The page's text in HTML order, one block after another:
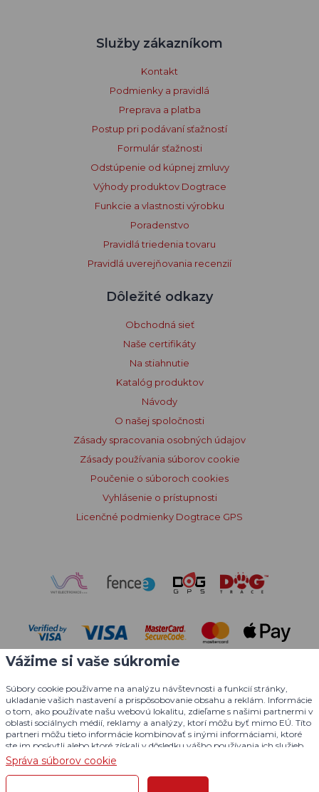
Služby zákazníkom
Kontakt
Podmienky a pravidlá
Preprava a platba
Postup pri podávaní sťažností
Formulár sťažnosti
Odstúpenie od kúpnej zmluvy
Výhody produktov Dogtrace
Funkcie a vlastnosti výrobku
Poradenstvo
Pravidlá triedenia tovaru
Pravidlá uverejňovania recenzií
Dôležité odkazy
Obchodná sieť
Naše certifikáty
Na stiahnutie
Katalóg produktov
Návody
O našej spoločnosti
Zásady spracovania osobných údajov
Zásady používania súborov cookie
Poučenie o súboroch cookies
Vyhlásenie o prístupnosti
Licenčné podmienky Dogtrace GPS
© 2004 - 2026 VNT electronics s.r.o., všetky práva vyhradené
Grafický dizajnKošnarDesign.cz
CZECHGROUP.cz
Vážime si vaše súkromie
Súbory cookie používame na analýzu návštevnosti a funkcií stránky,
ukladanie vašich nastavení a prispôsobovanie obsahu a reklám. Informácie
o tom, ako používate našu webovú lokalitu, zdieľame s našimi partnermi v
oblasti sociálnych médií, reklamy a analýzy, ktorí môžu byť mimo EÚ. Títo
partneri môžu tieto informácie kombinovať s inými informáciami, ktoré
ste im poskytli alebo ktoré získali v dôsledku vášho používania ich služieb.
Podrobné informácie
Správa súborov cookie